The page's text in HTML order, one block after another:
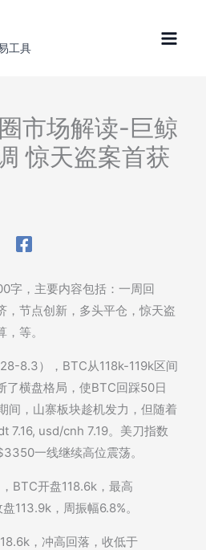
工具
市场解读-巨鲸
惊天盗案首获
字，主要内容包括：一周回
，节点创新，多头平仓，惊天盗
等。
8.3），BTC从118k-119k区间
了横盘格局，使BTC回踩50日
间，山寨板块趁机发力，但随着
7.16, usd/cnh 7.19。美刀指数
一线继续高位震荡。
BTC开盘118.6k，最高
113.9k，周振幅6.8%。
，冲高回落，收低于